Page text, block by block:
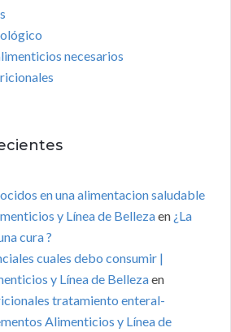
necesarios
en una alimentacion saludable
y Línea de Bellezaen ¿La
cura ?
cuales debo consumir |
y Línea de Bellezaen
tratamiento enteral-
Alimenticios y Línea de